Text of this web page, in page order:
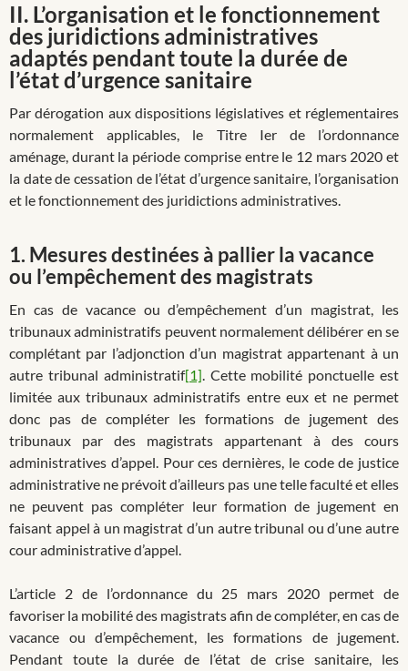
II. L’organisation et le fonctionnement
des juridictions administratives
adaptés pendant toute la durée de
l’état d’urgence sanitaire
Par dérogation aux dispositions législatives et réglementaires
normalement applicables, le Titre Ier de l’ordonnance
aménage, durant la période comprise entre le 12 mars 2020 et
la date de cessation de l’état d’urgence sanitaire, l’organisation
et le fonctionnement des juridictions administratives.
1. Mesures destinées à pallier la vacance
ou l’empêchement des magistrats
En cas de vacance ou d’empêchement d’un magistrat, les
tribunaux administratifs peuvent normalement délibérer en se
complétant par l’adjonction d’un magistrat appartenant à un
autre tribunal administratif[1]. Cette mobilité ponctuelle est
limitée aux tribunaux administratifs entre eux et ne permet
donc pas de compléter les formations de jugement des
tribunaux par des magistrats appartenant à des cours
administratives d’appel. Pour ces dernières, le code de justice
administrative ne prévoit d’ailleurs pas une telle faculté et elles
ne peuvent pas compléter leur formation de jugement en
faisant appel à un magistrat d’un autre tribunal ou d’une autre
cour administrative d’appel.
L’article 2 de l’ordonnance du 25 mars 2020 permet de
favoriser la mobilité des magistrats afin de compléter, en cas de
vacance ou d’empêchement, les formations de jugement.
Pendant toute la durée de l’état de crise sanitaire, les